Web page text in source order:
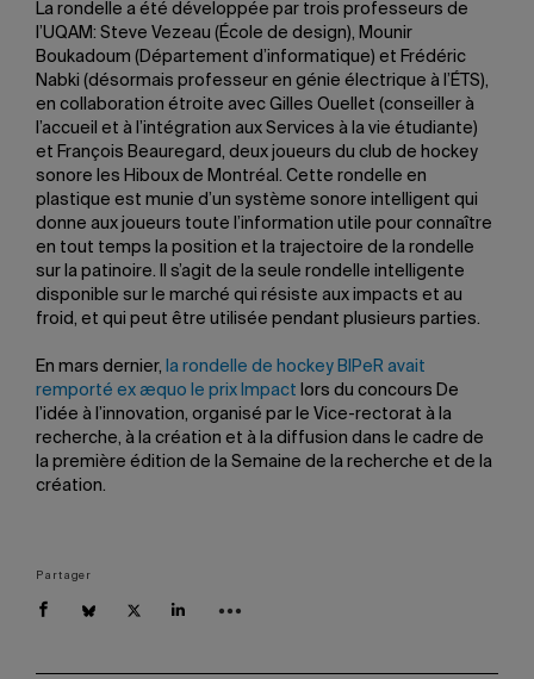
La rondelle a été développée par trois professeurs de
l’UQAM: Steve Vezeau (École de design), Mounir
Boukadoum (Département d’informatique) et Frédéric
Nabki (désormais professeur en génie électrique à l’ÉTS),
en collaboration étroite avec Gilles Ouellet (conseiller à
l’accueil et à l’intégration aux Services à la vie étudiante)
et François Beauregard, deux joueurs du club de hockey
sonore les Hiboux de Montréal. Cette rondelle en
plastique est munie d’un système sonore intelligent qui
donne aux joueurs toute l’information utile pour connaître
en tout temps la position et la trajectoire de la rondelle
sur la patinoire. Il s’agit de la seule rondelle intelligente
disponible sur le marché qui résiste aux impacts et au
froid, et qui peut être utilisée pendant plusieurs parties.
En mars dernier, la rondelle de hockey BIPeR avait
remporté ex æquo le prix Impact lors du concours De
l’idée à l’innovation, organisé par le Vice-rectorat à la
recherche, à la création et à la diffusion dans le cadre de
la première édition de la Semaine de la recherche et de la
création.
Partager